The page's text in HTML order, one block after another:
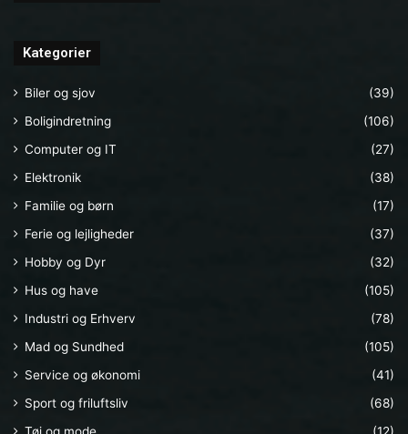
Kategorier
Biler og sjov
(39)
Boligindretning
(106)
Computer og IT
(27)
Elektronik
(38)
Familie og børn
(17)
Ferie og lejligheder
(37)
Hobby og Dyr
(32)
Hus og have
(105)
Industri og Erhverv
(78)
Mad og Sundhed
(105)
Service og økonomi
(41)
Sport og friluftsliv
(68)